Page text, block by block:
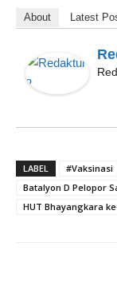
About Latest
LABEL
#Vaksinasi
Batalyon D Pelopor
HUT Bhayangkara